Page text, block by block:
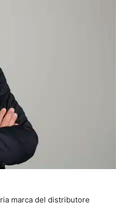
marca del distributore